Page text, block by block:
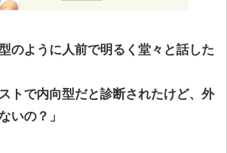
のように人前で明るく堂々と話した
トで内向型だと診断されたけど、外
いの？」